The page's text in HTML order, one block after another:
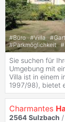
#Büro #Villa #
#Parkmöglichkeit #
Sie suchen für
Umgebung mit
Villa ist in einem
1997/98), bietet
Charmantes
2564 Sulzbach